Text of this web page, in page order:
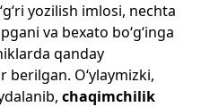
yozilish imlosi, nechta
va bexato bo‘g‘inga
qanday
berilgan. O‘ylaymizki,
chaqimchilik